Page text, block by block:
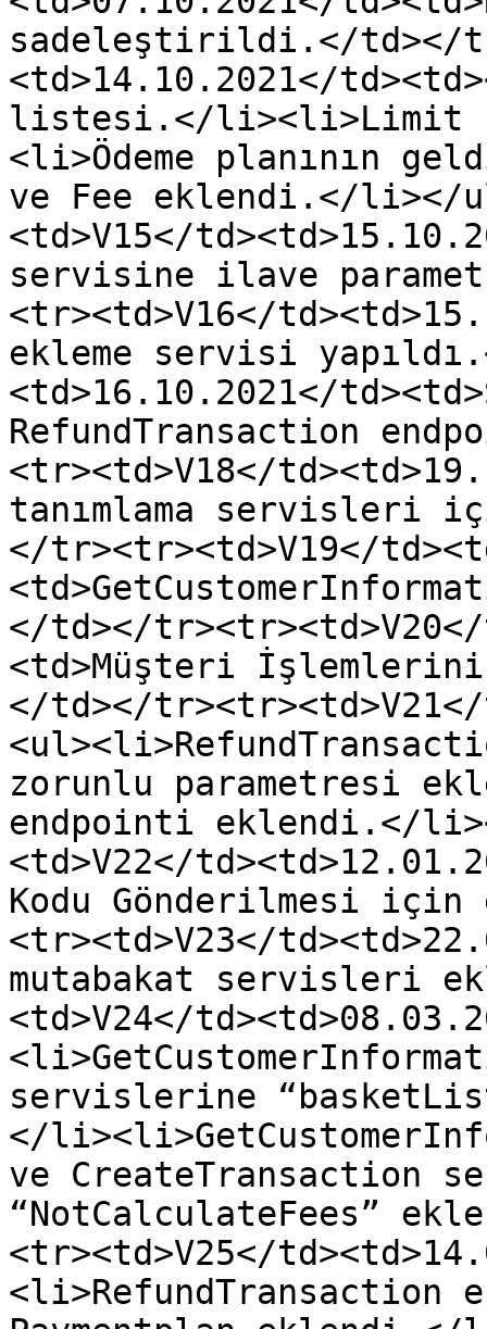
sadeleştirildi.</td></
<td>14.10.2021</
listesi.</li><li>Limit
<li>Ödeme planının
ve Fee eklendi.</li></
<td>V15</
servisine ilave
<tr><td>V16</
ekleme servisi
<td>16.10.2021</
RefundTransaction
<tr><td>V18</
tanımlama servisleri
</tr><tr><td>V19</
</td></
<td>Müşteri
</td></
zorunlu parametresi
endpointi eklendi.</
<td>V22</
Kodu Gönderilmesi
<tr><td>V23</
mutabakat servisleri
<td>V24</
servislerine
</
ve CreateTransaction
“NotCalculateFees”
<tr><td>V25</
<li>RefundTransaction